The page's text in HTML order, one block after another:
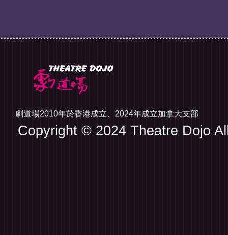
劇道場2010年於香港成立、2024年成立加拿大支
Copyright © 2024 Theatre Dojo